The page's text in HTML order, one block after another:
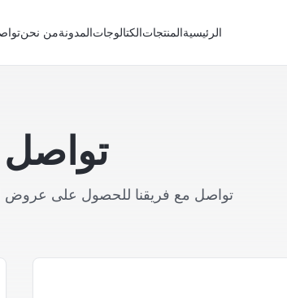
الرئيسيةالمنتجاتالكتالوجاتالمدونةمن نحن
تواصل
تواصل مع فريقنا للحصول على عروض